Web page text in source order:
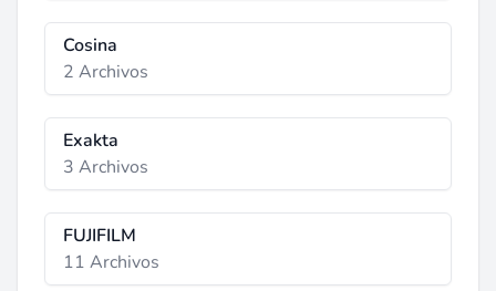
Cosina
2 Archivos
Exakta
3 Archivos
FUJIFILM
11 Archivos